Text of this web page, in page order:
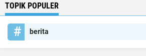
TOPIK POPULER
berita